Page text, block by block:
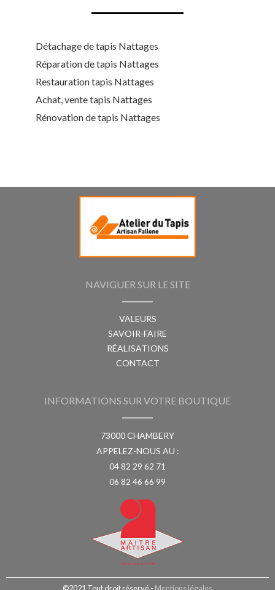
Détachage de tapis Nattages
Réparation de tapis Nattages
Restauration tapis Nattages
Achat, vente tapis Nattages
Rénovation de tapis Nattages
NAVIGUER SUR LE SITE
VALEURS
SAVOIR-FAIRE
RÉALISATIONS
CONTACT
INFORMATIONS SUR VOTRE BOUTIQUE
73000 CHAMBERY
APPELEZ-NOUS AU :
04 82 29 62 71
06 82 46 66 99